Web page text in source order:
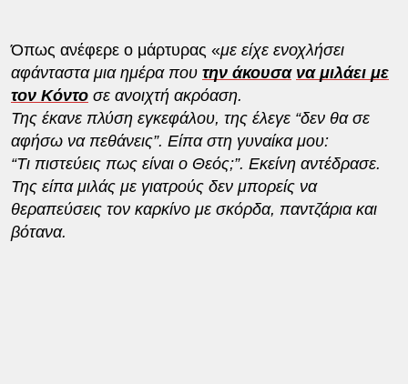
Όπως ανέφερε ο μάρτυρας «με είχε ενοχλήσει
αφάνταστα μια ημέρα που την άκουσα να μιλάει με
τον Κόντοσε ανοιχτή ακρόαση.
Της έκανε πλύση εγκεφάλου, της έλεγε “δεν θα σε
αφήσω να πεθάνεις”. Είπα στη γυναίκα μου:
“Τι πιστεύεις πως είναι ο Θεός;”. Εκείνη αντέδρασε.
Της είπα μιλάς με γιατρούς δεν μπορείς να
θεραπεύσεις τον καρκίνο με σκόρδα, παντζάρια και
βότανα.